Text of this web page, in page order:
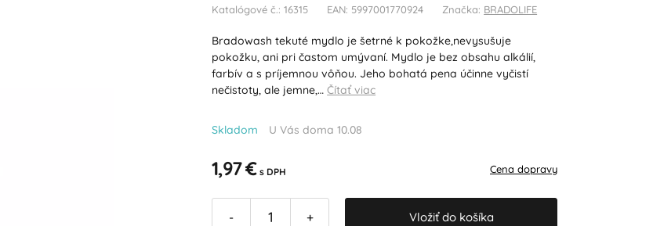
Katalógové č.: 16315 EAN: 5997001770924 Značka: BRADOLIFE
Bradowash tekuté mydlo je šetrné k pokožke,nevysušuje
pokožku, ani pri častom umývaní. Mydlo je bez obsahu alkálií,
farbív a s príjemnou vôňou. Jeho bohatá pena účinne vyčistí
nečistoty, ale jemne,…Čítať viac
Skladom U Vás doma 10.08
1,97 € s DPH Cena dopravy
- + Vložiť do košíka